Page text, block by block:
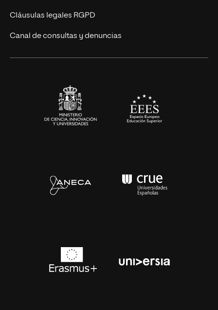
Diseño
Ciencias de la Salud
Cláusulas legales RGPD
Canal de consultas y denuncias